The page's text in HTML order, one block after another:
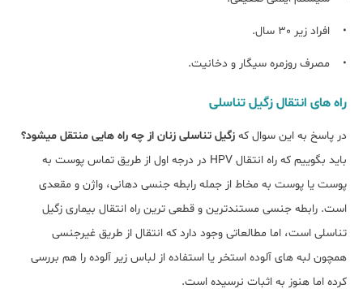
• افراد زیر 30 سال.
• مصرف روزمره سیگار و دخانیت.
راه های انتقال زگیل تناسلی
در پاسخ به این سوال که زگیل تناسلی زنان از چه راه هایی منتقل میشود؟
باید بگوییم که راه انتقال HPV در درجه اول از طریق تماس پوست به
پوست یا پوست به مخاط از جمله رابطه جنسی دهانی، واژن و مقعدی
است. رابطه جنسی مستندترین و قطعی ترین راه انتقال بیماری زگیل
تناسلی است، اما مطالعاتی وجود دارد که انتقال از طریق غیرجنسی
همچون لبه های آلوده استخر یا استفاده از لباس زیر آلوده را هم بررسی
کرده اما هنوز به اثبات نرسیده است.